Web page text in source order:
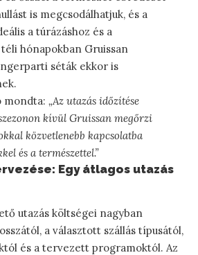
is megcsodálhatjuk, és a
a túrázáshoz és a
hónapokban Gruissan
séták ekkor is
mondta: „Az utazás időzítése
kívül Gruissan megőrzi
közvetlenebb kapcsolatba
és a természettel.”
Egy átlagos utazás
utazás költségei nagyban
a választott szállás típusától,
és a tervezett programoktól. Az